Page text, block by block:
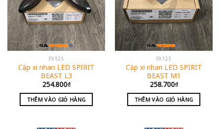
FX125
Cặp xi nhan LED SPIRIT
BEAST L3
254.800₫
THÊM VÀO GIỎ HÀNG
FX125
Cặp xi nhan LED SPIRIT
BEAST M1
258.700₫
THÊM VÀO GIỎ HÀNG